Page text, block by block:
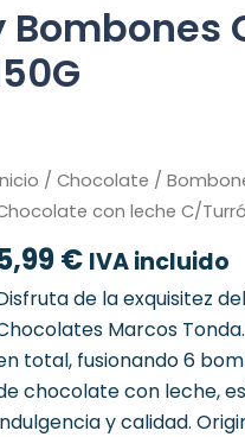
/ Chocolate /
con leche C/
€ IVA incluido
de la exquisitez
Marcos
total, fusionando 6
chocolate con leche,
y calidad.